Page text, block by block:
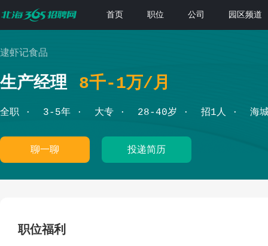
首页 职位 公司 园区频道
逮虾记食品
生产经理 8千-1万/月
全职 3-5年 大专 28-40岁 招1人 海
聊一聊 投递简历
职位福利